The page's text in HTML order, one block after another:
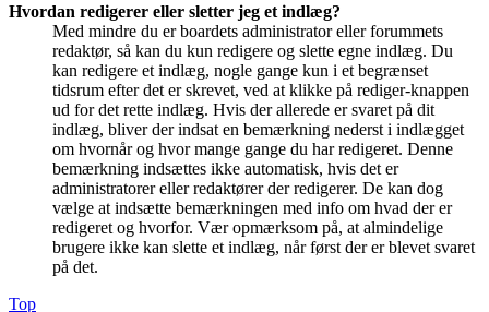
Hvordan redigerer eller sletter jeg et indlæg?
Med mindre du er boardets administrator eller forummets
redaktør, så kan du kun redigere og slette egne indlæg. Du
kan redigere et indlæg, nogle gange kun i et begrænset
tidsrum efter det er skrevet, ved at klikke på rediger-knappen
ud for det rette indlæg. Hvis der allerede er svaret på dit
indlæg, bliver der indsat en bemærkning nederst i indlægget
om hvornår og hvor mange gange du har redigeret. Denne
bemærkning indsættes ikke automatisk, hvis det er
administratorer eller redaktører der redigerer. De kan dog
vælge at indsætte bemærkningen med info om hvad der er
redigeret og hvorfor. Vær opmærksom på, at almindelige
brugere ikke kan slette et indlæg, når først der er blevet svaret
på det.
Top